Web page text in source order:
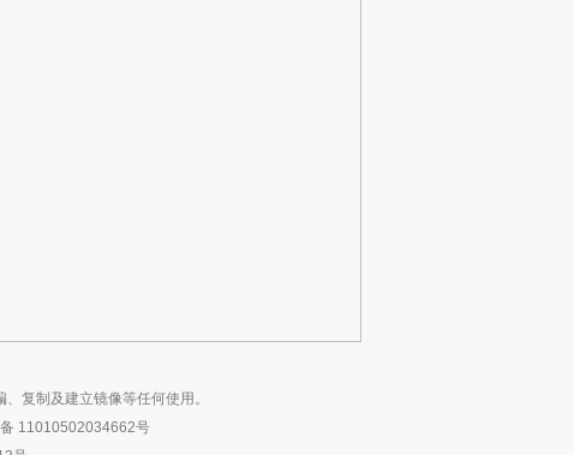
复制及建立镜像等任何使用。
11010502034662号